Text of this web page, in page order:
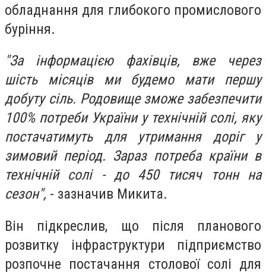
обладнання для глибокого промислового
буріння.
"За інформацією фахівців, вже через
шість місяців ми будемо мати першу
добуту сіль. Родовище зможе забезпечити
100% потреби України у технічній солі, яку
постачатимуть для утримання доріг у
зимовий період. Зараз потреба країни в
технічній солі - до 450 тисяч тонн на
сезон", - зазначив Микита.
Він підкреслив, що після планового
розвитку інфраструктури підприємство
розпочне постачання столової солі для